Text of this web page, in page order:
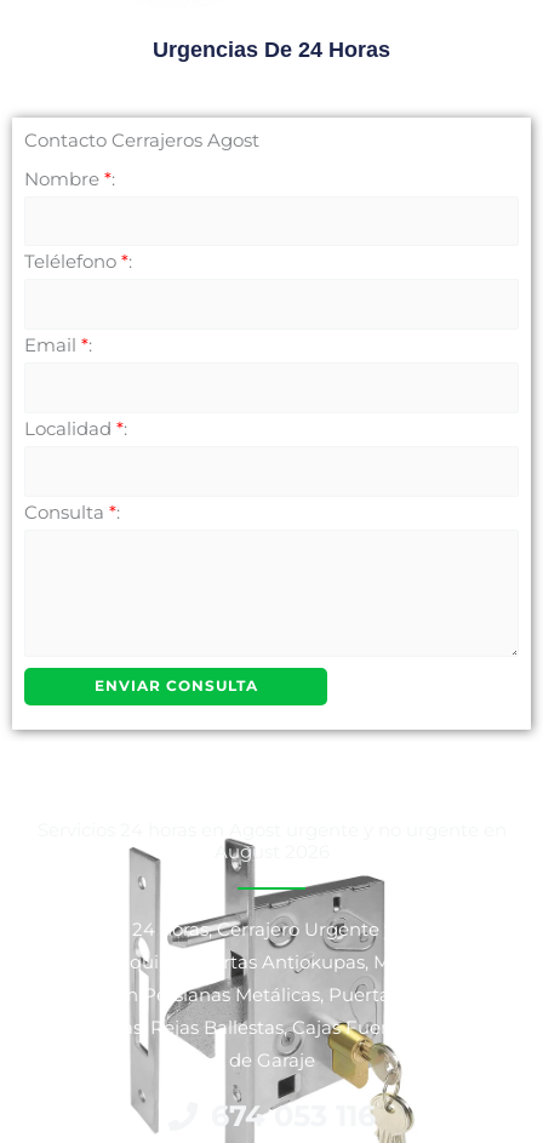
Urgencias De 24 Horas
Contacto Cerrajeros Agost
Nombre *:
Telélefono *:
Email *:
Localidad *:
Consulta *:
August 2026
Cerrajeros 24 horas, Cerrajero Urgente y No Urgente,
Venta y Alquiler Puertas Antiokupas, Motorización y
Reparación Persianas Metálicas, Puertas Blindadas y
Acorazadas, Rejas Ballestas, Cajas Fuertes y Puertas
de Garaje
674 053 116